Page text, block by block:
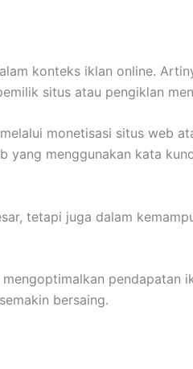
konteks iklan online.
situs atau pengiklan
monetisasi situs web
yang menggunakan kata
tetapi juga dalam
pendapatan
bersaing.